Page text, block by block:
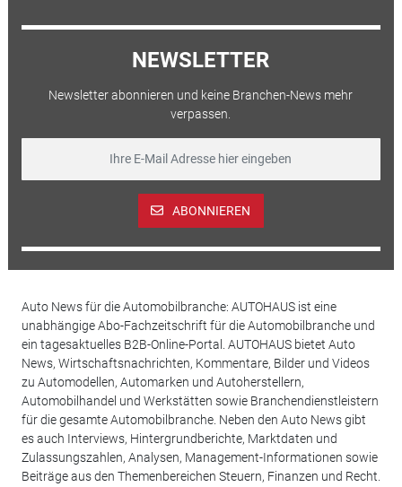
NEWSLETTER
Newsletter abonnieren und keine Branchen-News mehr
verpassen.
ABONNIEREN
Auto News für die Automobilbranche: AUTOHAUS ist eine
unabhängige Abo-Fachzeitschrift für die Automobilbranche und
ein tagesaktuelles B2B-Online-Portal. AUTOHAUS bietet Auto
News, Wirtschaftsnachrichten, Kommentare, Bilder und Videos
zu Automodellen, Automarken und Autoherstellern,
Automobilhandel und Werkstätten sowie Branchendienstleistern
für die gesamte Automobilbranche. Neben den Auto News gibt
es auch Interviews, Hintergrundberichte, Marktdaten und
Zulassungszahlen, Analysen, Management-Informationen sowie
Beiträge aus den Themenbereichen Steuern, Finanzen und Recht.